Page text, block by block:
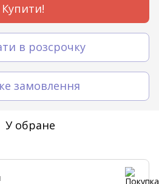
Купити!
в розсрочку
замовлення
У обране